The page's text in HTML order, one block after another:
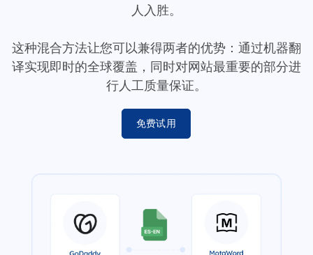
人入胜。
这种混合方法让您可以兼得两者的优势：通过机器翻
译实现即时的全球覆盖，同时对网站最重要的部分进
行人工质量保证。
免费试用